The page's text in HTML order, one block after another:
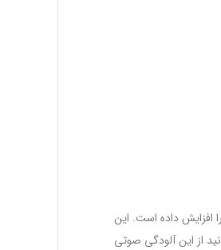
افزایش داده است. این
از این آلودگی صوتی